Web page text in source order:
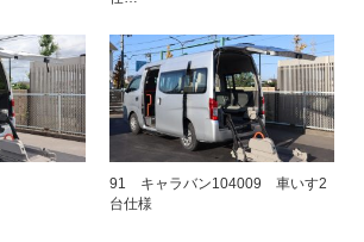
91 キャラバン104009 車いす2
台仕様